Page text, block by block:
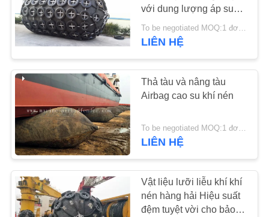
Phao neo biển
với dung lượng áp suất
50kPa hoặc 80kPa
To be negotiated MOQ:1 đơn vị
LIÊN HỆ
Thả tàu và nâng tàu
Airbag cao su khí nén
To be negotiated MOQ:1 đơn vị
LIÊN HỆ
Vật liệu lưỡi liễu khí khí
nén hàng hải Hiệu suất
đệm tuyệt vời cho bảo